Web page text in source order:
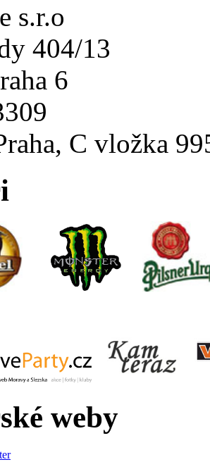
s.r.o
404/13
6
C vložka
weby